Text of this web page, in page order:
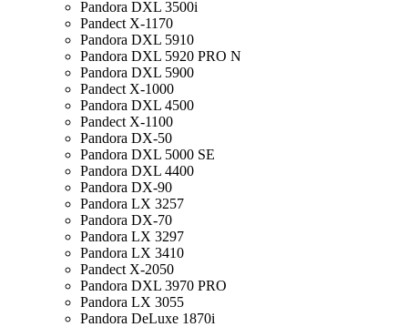
Pandora DXL 3500i
Pandect X-1170
Pandora DXL 5910
Pandora DXL 5920 PRO N
Pandora DXL 5900
Pandect X-1000
Pandora DXL 4500
Pandect X-1100
Pandora DX-50
Pandora DXL 5000 SE
Pandora DXL 4400
Pandora DX-90
Pandora LX 3257
Pandora DX-70
Pandora LX 3297
Pandora LX 3410
Pandect X-2050
Pandora DXL 3970 PRO
Pandora LX 3055
Pandora DeLuxe 1870i